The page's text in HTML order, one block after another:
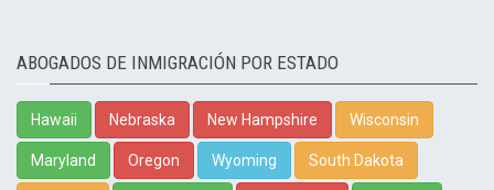
ABOGADOS DE INMIGRACIÓN POR ESTADO
Hawaii Nebraska New Hampshire Wisconsin
Maryland Oregon Wyoming South Dakota